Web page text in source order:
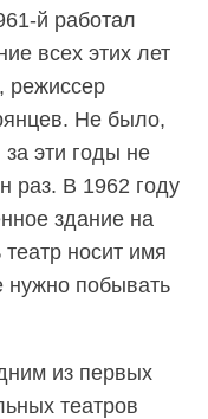
й работал
всех этих лет
режиссер
Не было,
эти годы не
раз. В 1962 году
здание на
носит имя
нужно побывать
из первых
театров